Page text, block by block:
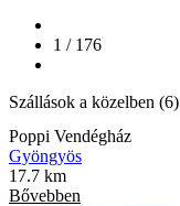
1 / 176
Szállások a közelben (6)
Poppi Vendégház
Gyöngyös
17.7 km
Bővebben